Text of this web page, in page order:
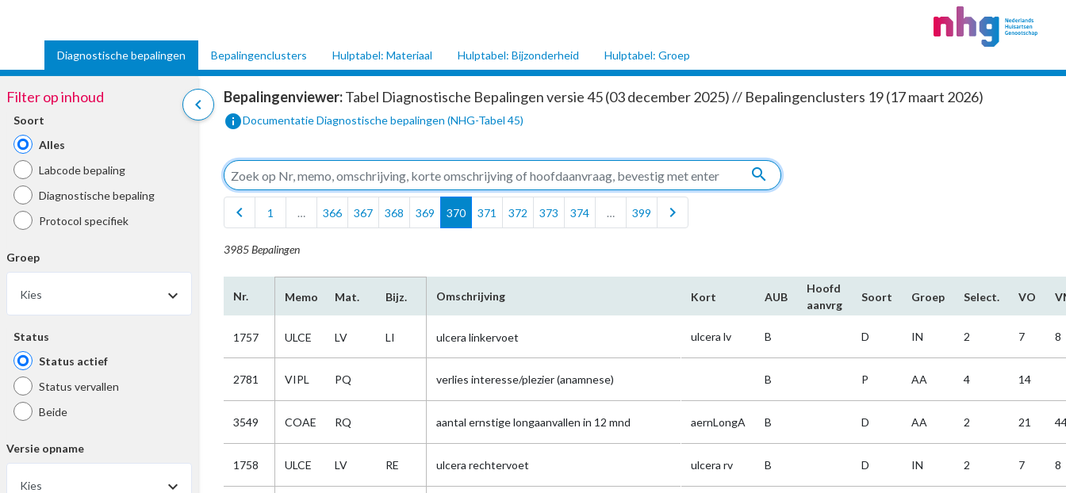
Diagnostische bepalingen Bepalingenclusters Hulptabel: Materiaal Hulptabel: Bijzonderheid Hulptabel: Groep
chevron_left
Filter op inhoud
Soort
Alles
Labcode bepaling
Diagnostische bepaling
Protocol specifiek
Groep
Kies
Status
Status actief
Status vervallen
Beide
Versie opname
Kies
Bepalingenviewer:Tabel Diagnostische Bepalingen versie 45 (03 december 2025) // Bepalingenclusters 19 (17 maart 2026)
infoDocumentatie Diagnostische bepalingen (NHG-Tabel 45)
search
chevron_left
1 … 366 367 368 369 370 371 372 373 374 … 399 chevron_right
3985 Bepalingen
Nr. Memo Mat. Bijz. Omschrijving Kort AUB
Hoofd​
aanvrg
Soort Groep Select. VO
1757 ULCE LV LI ulcera linkervoet ulcera lv B D IN 2 7 8
2781 VIPL PQ verlies interesse/plezier (anamnese) B P AA 4 14
3549 COAE RQ aantal ernstige longaanvallen in 12 mnd aernLongA B D AA 2 21
1758 ULCE LV RE ulcera rechtervoet ulcera rv B D IN 2 7 8